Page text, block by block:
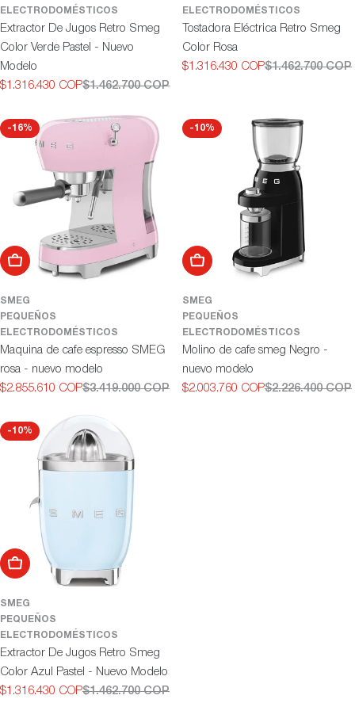
ELECTRODOMÉSTICOS
Extractor De Jugos Retro Smeg
Color Verde Pastel - Nuevo
Modelo
Precio
oferta
$1.316.430 COP
Precio
$1.462.700 COP
ELECTRODOMÉSTICOS
Tostadora Eléctrica Retro Smeg
Color Rosa
Precio
$1.316.430 COP
Precio
$1.462.700 COP
-16%
Añadir al carrito
SMEG
PEQUEÑOS
ELECTRODOMÉSTICOS
Maquina de cafe espresso SMEG
rosa - nuevo modelo
Precio
oferta
$2.855.610 COP
Precio
$3.419.000 COP
-10%
Añadir al carrito
SMEG
PEQUEÑOS
ELECTRODOMÉSTICOS
Molino de cafe smeg Negro -
nuevo modelo
Precio
$2.003.760 COP
Precio
$2.226.400 COP
-10%
Añadir al carrito
SMEG
PEQUEÑOS
ELECTRODOMÉSTICOS
Extractor De Jugos Retro Smeg
Color Azul Pastel - Nuevo Modelo
Precio
$1.316.430 COP
Precio
$1.462.700 COP